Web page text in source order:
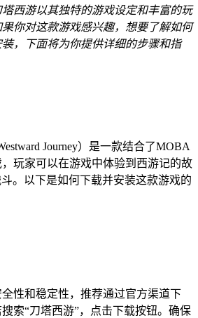
西游以其独特的游戏设定和丰富的玩
你对这款游戏感兴趣，想要了解如何
，下面将为你提供详细的步骤和指
Journey）是一款结合了MOBA
玩家可以在游戏中体验到西游记的故
。以下是如何下载并安装这款游戏的
性和稳定性，推荐通过官方渠道下
索“刀塔西游”，点击下载按钮。确保